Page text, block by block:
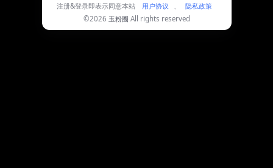
注册&登录即表示同意本站 用户协议
隐私政策
©2026 玉粉圈 All rights reserved